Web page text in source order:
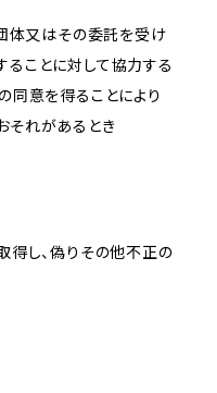
体又はその委託を受け
ことに対して協力する
同意を得ることにより
それがあるとき
得し、偽りその他不正の